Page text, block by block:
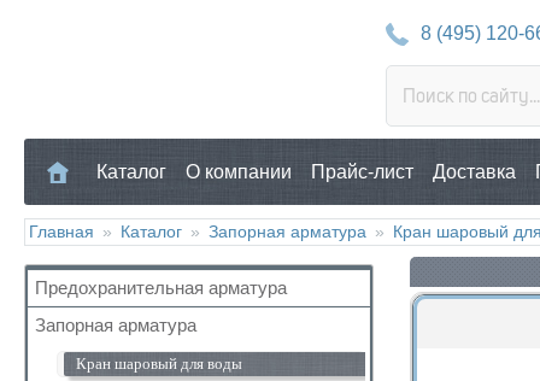
8 (495) 120-
Каталог О компании Прайс-лист Доставка
Главная » Каталог » Запорная арматура » Кран шаровый
Предохранительная арматура
Воздухоотводчик
Клапан предохранительный
Запорная арматура
Кран шаровый для воды